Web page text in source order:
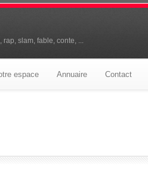
slam, fable, conte, ...
espace Annuaire Contact